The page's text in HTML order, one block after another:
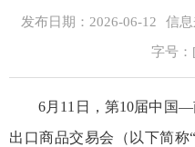
发布日期：2026-06-12 信
字号
6月11日，第10届中国
出口商品交易会（以下简